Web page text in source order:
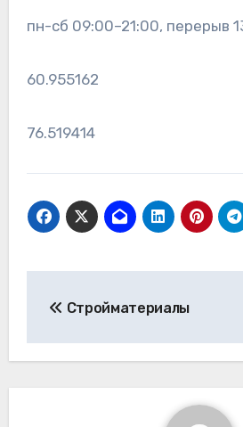
пн-сб 09:00–21:00, перерыв
60.955162
76.519414
записям
Стройматериалы